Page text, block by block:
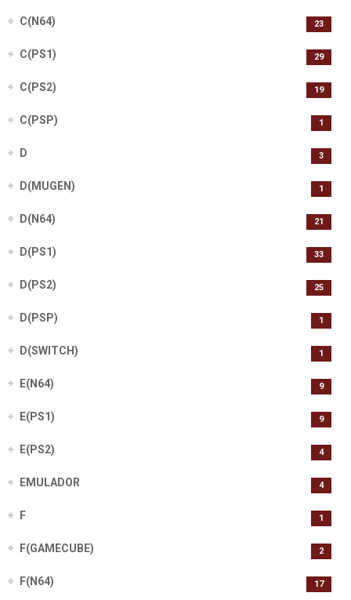
C(N64) 23
C(PS1) 29
C(PS2) 19
C(PSP) 1
D 3
D(MUGEN) 1
D(N64) 21
D(PS1) 33
D(PS2) 25
D(PSP) 1
D(SWITCH) 1
E(N64) 9
E(PS1) 9
E(PS2) 4
EMULADOR 4
F 1
F(GAMECUBE) 2
F(N64) 17